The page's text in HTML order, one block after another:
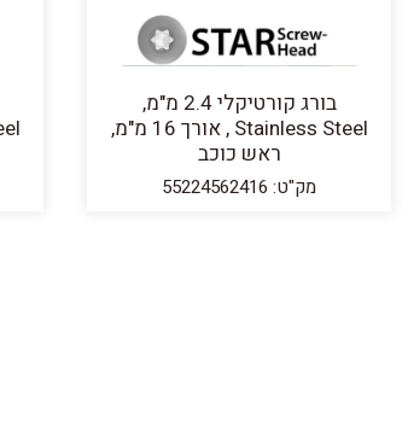
בורג קורטיקלי 2.4 מ"מ,
Stainless Steel , אורך 16 מ"מ,
ראש כוכב
מק"ט: 55224562416